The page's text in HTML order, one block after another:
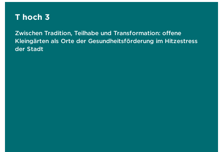
T hoch 3
Zwischen Tradition, Teilhabe und Transformation: offene
Kleingärten als Orte der Gesundheitsförderung im Hitzestress
der Stadt